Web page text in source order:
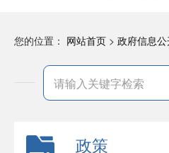
您的位置： 网站首页 > 政府信息
政策